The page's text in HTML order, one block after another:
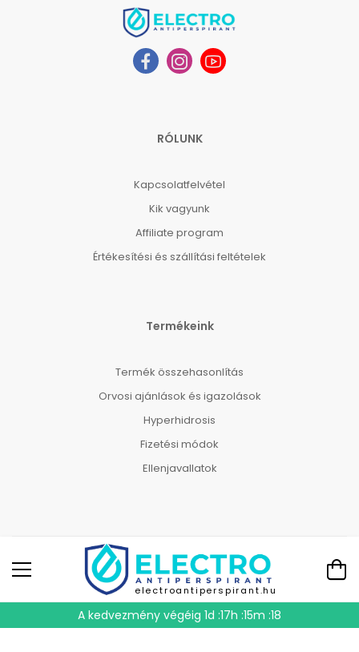
RÓLUNK
Kapcsolatfelvétel
Kik vagyunk
Affiliate program
Értékesítési és szállítási feltételek
Termékeink
Termék összehasonlítás
Orvosi ajánlások és igazolások
Hyperhidrosis
Fizetési módok
Ellenjavallatok
electroantiperspirant.hu
A kedvezmény végéig 1d :17h :15m :17